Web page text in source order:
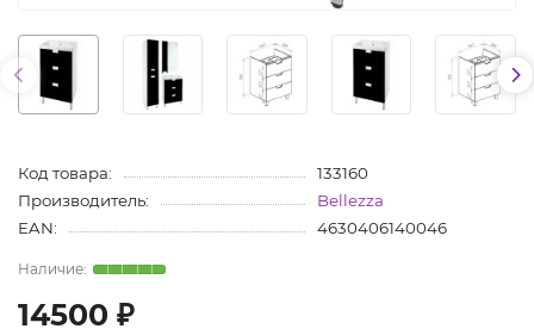
Код товара:
133160
Производитель:
Bellezza
EAN:
4630406140046
14500 ₽